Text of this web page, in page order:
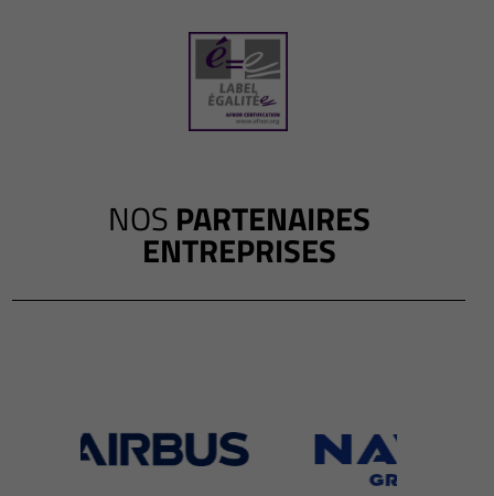
NOS PARTENAIRES
ENTREPRISES